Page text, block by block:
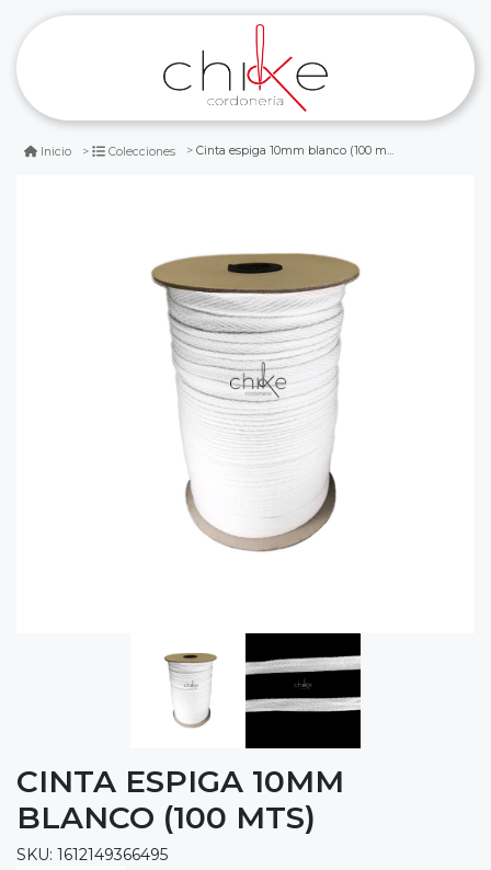
Inicio Colecciones Cinta espiga 10mm blanco (100 mts)
CINTA ESPIGA 10MM
BLANCO (100 MTS)
SKU: 1612149366495